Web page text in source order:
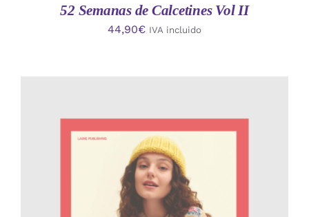
52 Semanas de Calcetines Vol II
44,90€ IVA incluido